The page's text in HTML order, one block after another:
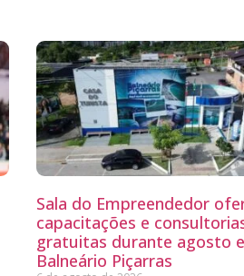
Sala do Empreendedor
capacitações e
gratuitas durante agosto
Balneário Piçarras